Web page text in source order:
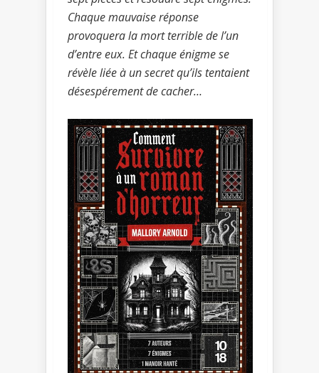
Chaque mauvaise réponse
provoquera la mort terrible de l’un
d’entre eux. Et chaque énigme se
révèle liée à un secret qu’ils tentaient
désespérement de cacher…